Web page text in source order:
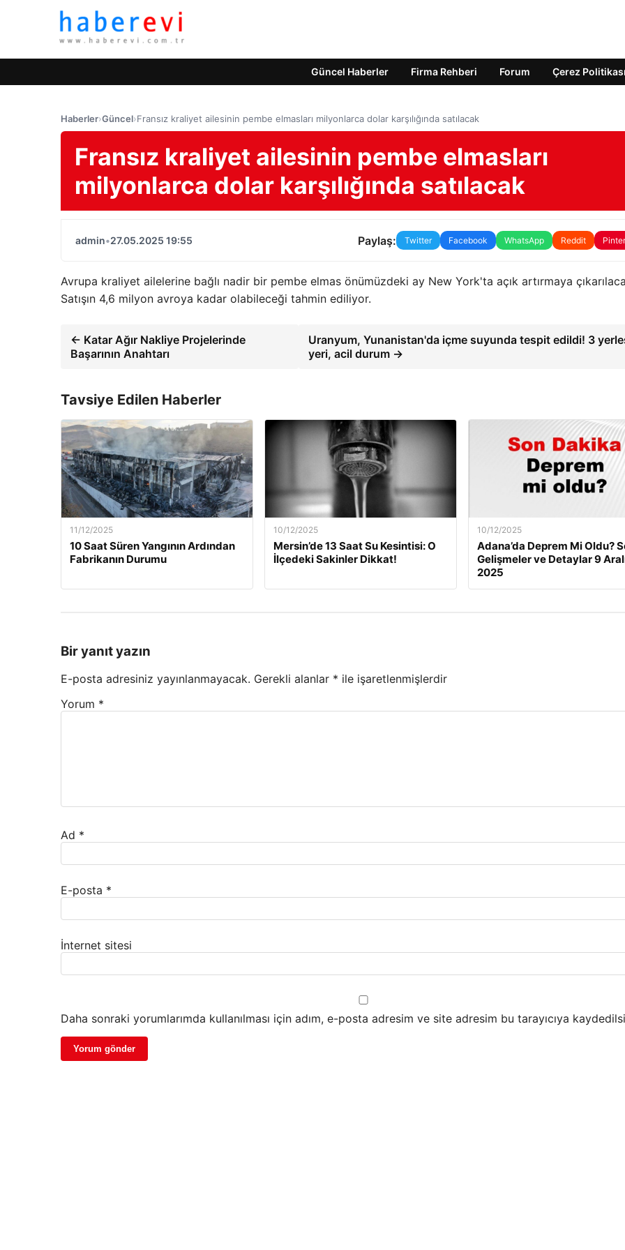
Güncel Haberler Firma Rehberi Forum Çerez Politikası
Haberler›Güncel›Fransız kraliyet ailesinin pembe elmasları milyonlarca dolar karşılığında satılacak
Fransız kraliyet ailesinin pembe elmasları
milyonlarca dolar karşılığında satılacak
admin•27.05.2025 19:55 Paylaş: Twitter Facebook WhatsApp Reddit
Avrupa kraliyet ailelerine bağlı nadir bir pembe elmas önümüzdeki ay New York'ta açık artırmaya
Satışın 4,6 milyon avroya kadar olabileceği tahmin ediliyor.
← Katar Ağır Nakliye Projelerinde
Başarının Anahtarı
Uranyum, Yunanistan'da içme suyunda tespit edildi! 3
yeri, acil durum →
Tavsiye Edilen Haberler
11/12/2025
10 Saat Süren Yangının Ardından
Fabrikanın Durumu
10/12/2025
Mersin’de 13 Saat Su Kesintisi: O
İlçedeki Sakinler Dikkat!
10/12/2025
Adana’da Deprem Mi Oldu?
Gelişmeler ve Detaylar 9
2025
Bir yanıt yazın
E-posta adresiniz yayınlanmayacak. Gerekli alanlar * ile işaretlenmişlerdir
Yorum *
Ad *
E-posta *
İnternet sitesi
Daha sonraki yorumlarımda kullanılması için adım, e-posta adresim ve site adresim bu tarayıcıya